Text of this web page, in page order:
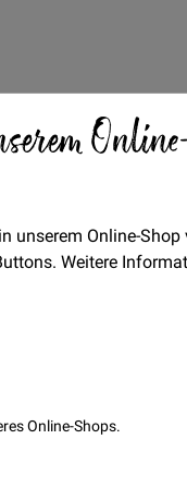
unserem Online-Shop
Weitere
Online-Shops.